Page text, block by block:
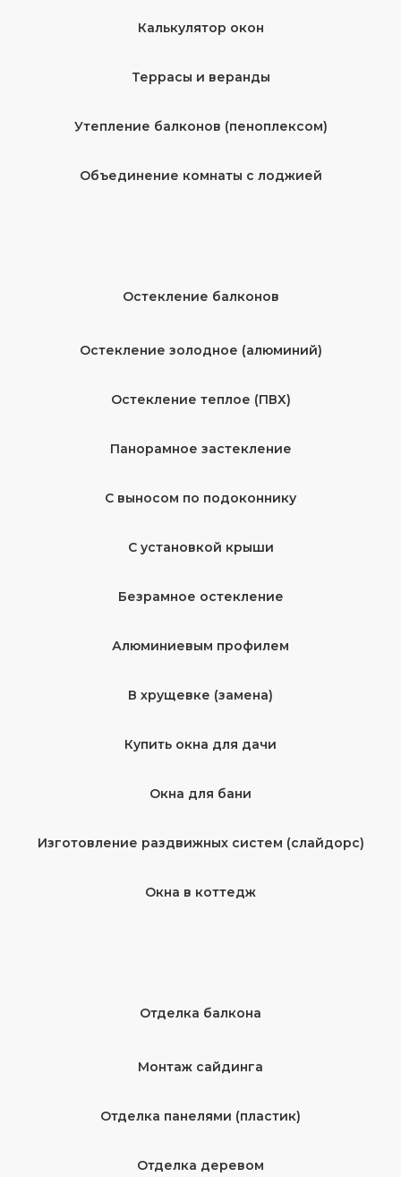
Калькулятор окон
Террасы и веранды
Утепление балконов (пеноплексом)
Объединение комнаты с лоджией
Остекление балконов
Остекление золодное (алюминий)
Остекление теплое (ПВХ)
Панорамное застекление
С выносом по подоконнику
С установкой крыши
Безрамное остекление
Алюминиевым профилем
В хрущевке (замена)
Купить окна для дачи
Окна для бани
Изготовление раздвижных систем (слайдорс)
Окна в коттедж
Отделка балкона
Монтаж сайдинга
Отделка панелями (пластик)
Отделка деревом